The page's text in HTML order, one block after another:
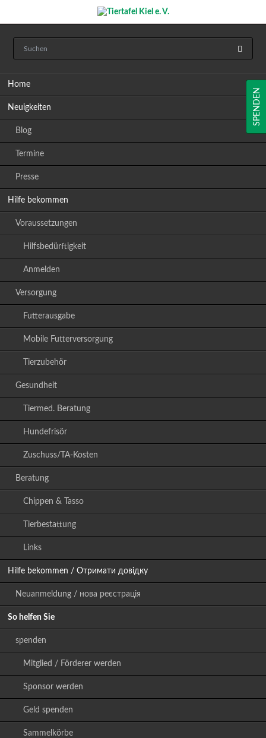
Home
Neuigkeiten
Blog
Termine
Presse
Hilfe bekommen
Voraussetzungen
Hilfsbedürftigkeit
Anmelden
Versorgung
Futterausgabe
Mobile Futterversorgung
Tierzubehör
Gesundheit
Tiermed. Beratung
Hundefrisör
Zuschuss/TA-Kosten
Beratung
Chippen & Tasso
Tierbestattung
Links
Hilfe bekommen / Отримати довідку
Neuanmeldung / нова реєстрація
So helfen Sie
spenden
Mitglied / Förderer werden
Sponsor werden
Geld spenden
Sammelkörbe
SPENDEN